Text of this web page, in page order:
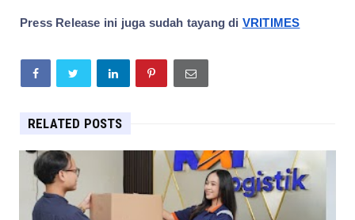
Press Release ini juga sudah tayang di VRITIMES
RELATED POSTS